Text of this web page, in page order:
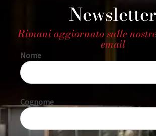
Rimani aggiornato sulle
email